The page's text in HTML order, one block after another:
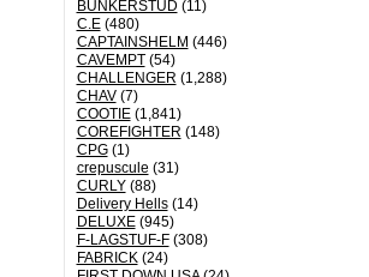
BUNKERSTUD (11)
C.E(480)
CAPTAINSHELM (446)
CAVEMPT(54)
CHALLENGER (1,288)
CHAV(7)
COOTIE(1,841)
COREFIGHTER (148)
CPG(1)
crepuscule (31)
CURLY(88)
Delivery Hells(14)
DELUXE(945)
F-LAGSTUF-F(308)
FABRICK(24)